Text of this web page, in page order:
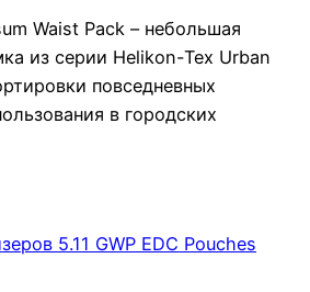
Waist Pack – небольшая
из серии Helikon-Tex Urban
повседневных
в городских